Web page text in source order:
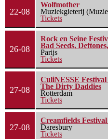
22-08
Wolfmother
Muziekgieterij
Tickets
26-08
Rock en Seine
Bad Seeds,
Parijs
Tickets
27-08
CuliNESSE
The Dirty Daddies
Rotterdam
Tickets
27-08
Creamfields
Daresbury
Tickets